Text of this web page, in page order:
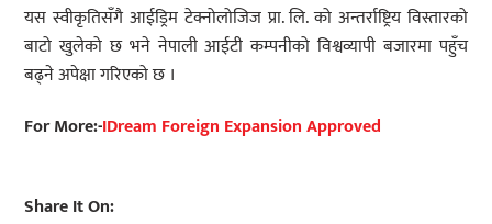
यस स्वीकृतिसँगै आईड्रिम टेक्नोलोजिज प्रा. लि. को अन्तर्राष्ट्रिय विस्तारको
बाटो खुलेको छ भने नेपाली आईटी कम्पनीको विश्वव्यापी बजारमा पहुँच
बढ्ने अपेक्षा गरिएको छ ।
For More:-IDream Foreign Expansion Approved
Share It On: